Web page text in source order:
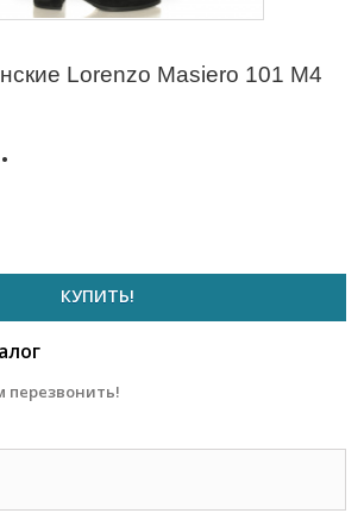
Lorenzo Masiero 101 M4
КУПИТЬ!